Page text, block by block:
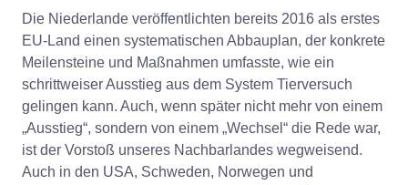
Die Niederlande veröffentlichten bereits 2016 als erstes
EU-Land einen systematischen Abbauplan, der konkrete
Meilensteine und Maßnahmen umfasste, wie ein
schrittweiser Ausstieg aus dem System Tierversuch
gelingen kann. Auch, wenn später nicht mehr von einem
„Ausstieg“, sondern von einem „Wechsel“ die Rede war,
ist der Vorstoß unseres Nachbarlandes wegweisend.
Auch in den USA, Schweden, Norwegen und